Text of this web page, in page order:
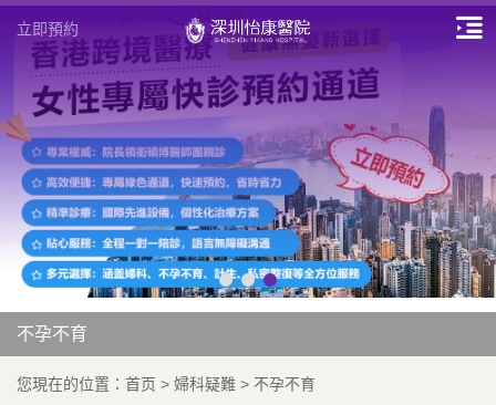
立即預約
不孕不育
您現在的位置： 首页 > 婦科疑難 > 不孕不育